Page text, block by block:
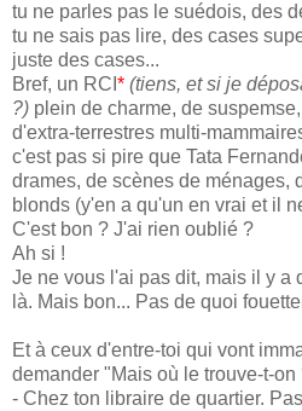
tu ne parles pas le suédois, des
tu ne sais pas lire, des cases
juste des cases...
Bref, un RCI * (tiens, et si je
?) plein de charme, de
d'extra-terrestres multi-
c'est pas si pire que Tata
drames, de scènes de ménages,
blonds (y'en a qu'un en vrai et il
C'est bon ? J'ai rien oublié ?
Ah si !
Je ne vous l'ai pas dit, mais il y a
là. Mais bon... Pas de quoi
Et à ceux d'entre-toi qui vont
demander "Mais où le trouve-t-on
- Chez ton libraire de quartier.